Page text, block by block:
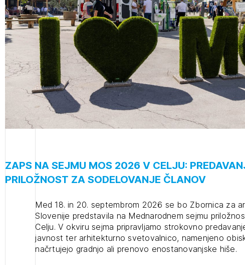
Strokovna
Za
Občinski
urbanisti
ZAPS NA SEJMU MOS 2026 V CELJU:
PRILOŽNOST ZA SODELOVANJE ČLANOV
Med 18. in 20. septembrom 2026 se bo Zbornica za
Slovenije predstavila na Mednarodnem sejmu
Celju. V okviru sejma pripravljamo strokovno
javnost ter arhitekturno svetovalnico, namenjeno
načrtujejo gradnjo ali prenovo enostanovanjske hiše.